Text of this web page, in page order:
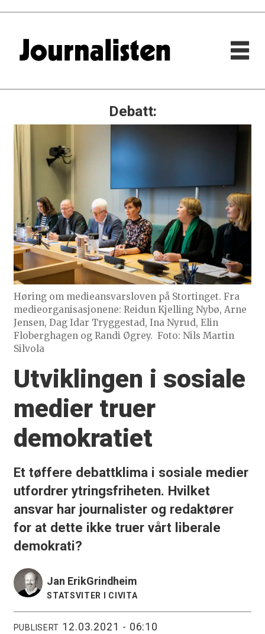
Debatt:
Høring om medieansvarsloven på Stortinget. Fra
medieorganisasjonene: Reidun Kjelling Nybø, Arne
Jensen, Dag Idar Tryggestad, Ina Nyrud, Elin
Floberghagen og Randi Øgrey. Foto: Nils Martin
Silvola
Utviklingen i sosiale
medier truer
demokratiet
Et tøffere debattklima i sosiale medier
utfordrer ytringsfriheten. Hvilket
ansvar har journalister og redaktører
for at dette ikke truer vårt liberale
demokrati?
Jan ErikGrindheim
STATSVITER I CIVITA
PUBLISERT 12.03.2021 - 06:10